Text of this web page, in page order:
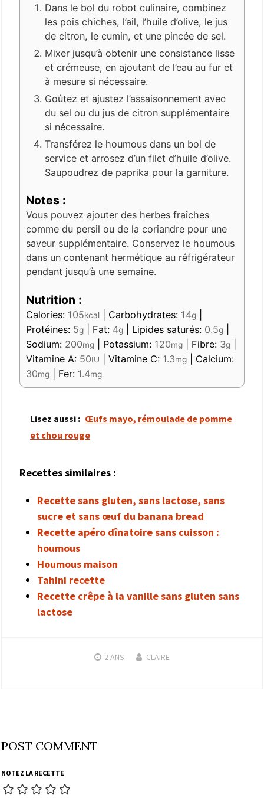
Dans le bol du robot culinaire, combinez
les pois chiches, l’ail, l’huile d’olive, le jus
de citron, le cumin, et une pincée de sel.
Mixer jusqu’à obtenir une consistance lisse
et crémeuse, en ajoutant de l’eau au fur et
à mesure si nécessaire.
Goûtez et ajustez l’assaisonnement avec
du sel ou du jus de citron supplémentaire
si nécessaire.
Transférez le houmous dans un bol de
service et arrosez d’un filet d’huile d’olive.
Saupoudrez de paprika pour la garniture.
Notes :
Vous pouvez ajouter des herbes fraîches
comme du persil ou de la coriandre pour une
saveur supplémentaire. Conservez le houmous
dans un contenant hermétique au réfrigérateur
pendant jusqu’à une semaine.
Nutrition :
Calories: 105kcal Carbohydrates: 14g
Protéines: 5g Fat: 4g Lipides saturés: 0.5g
Sodium: 200mg Potassium: 120mg Fibre: 3g
Vitamine A: 50IU Vitamine C: 1.3mg
Calcium:
30mg Fer: 1.4mg
Lisez aussi : Œufs mayo, rémoulade de pomme
et chou rouge
Recettes similaires :
Recette sans gluten, sans lactose, sans
sucre et sans œuf du banana bread
Recette apéro dînatoire sans cuisson :
houmous
Houmous maison
Tahini recette
Recette crêpe à la vanille sans gluten sans
lactose
2 ANS CLAIRE
POST COMMENT
NOTEZ LA RECETTE